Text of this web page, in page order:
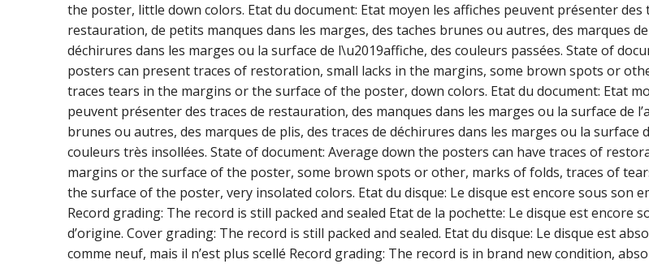
the poster, little down colors. Etat du document: Etat moyen les affiches peuvent présenter des
restauration, de petits manques dans les marges, des taches brunes ou autres, des marques
déchirures dans les marges ou la surface de l\u2019affiche, des couleurs passées. State of
posters can present traces of restoration, small lacks in the margins, some brown spots or
traces tears in the margins or the surface of the poster, down colors. Etat du document: Etat
peuvent présenter des traces de restauration, des manques dans les marges ou la surface de
brunes ou autres, des marques de plis, des traces de déchirures dans les marges ou la surface
couleurs très insollées. State of document: Average down the posters can have traces of
margins or the surface of the poster, some brown spots or other, marks of folds, traces of
the surface of the poster, very insolated colors. Etat du disque: Le disque est encore sous son
Record grading: The record is still packed and sealed Etat de la pochette: Le disque est encore
d’origine. Cover grading: The record is still packed and sealed. Etat du disque: Le disque est
comme neuf, mais il n’est plus scellé Record grading: The record is in brand new condition,